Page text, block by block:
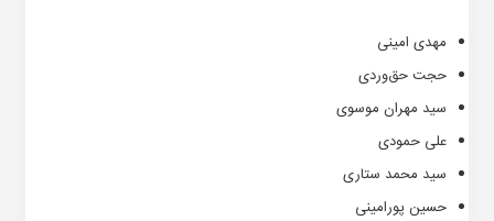
مهدی امینی
حجت حق‌وردی
سید مهران موسوی
علی حمودی
سید محمد ستاری
حسین پورامینی